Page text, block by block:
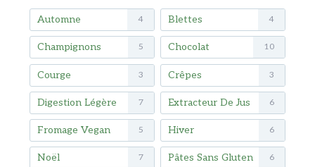
Automne 4 Blettes 4
Champignons 5 Chocolat 10
Courge 3 Crêpes 3
Digestion Légère 7 Extracteur De Jus 6
Fromage Vegan 5 Hiver 6
Noël 7 Pâtes Sans Gluten 6